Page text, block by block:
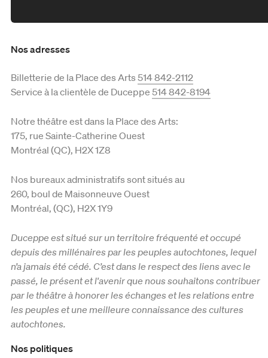
Nos adresses
Billetterie de la Place des Arts 514 842-2112
Service à la clientèle de Duceppe 514 842-8194
Notre théâtre est dans la Place des Arts:
175, rue Sainte-Catherine Ouest
Montréal (QC), H2X 1Z8
Nos bureaux administratifs sont situés au
260, boul de Maisonneuve Ouest
Montréal, (QC), H2X 1Y9
Duceppe est situé sur un territoire fréquenté et occupé
depuis des millénaires par les peuples autochtones, lequel
n’a jamais été cédé. C’est dans le respect des liens avec le
passé, le présent et l'avenir que nous souhaitons contribuer
par le théâtre à honorer les échanges et les relations entre
les peuples et une meilleure connaissance des cultures
autochtones.
Nos politiques